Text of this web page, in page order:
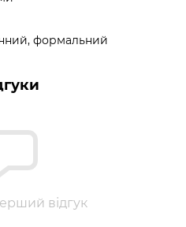
формальний
відгук